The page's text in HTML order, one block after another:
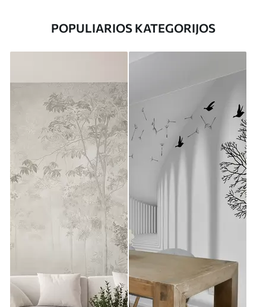
POPULIARIOS KATEGORIJOS